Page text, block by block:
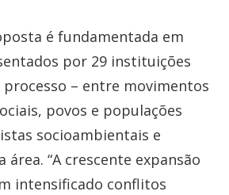
é fundamentada em
por 29 instituições
– entre movimentos
povos e populações
socioambientais e
área. “A crescente expansão
intensificado conflitos